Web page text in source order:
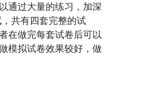
通过大量的练习，加深
共有四套完整的试
在做完每套试卷后可以
模拟试卷效果较好，做